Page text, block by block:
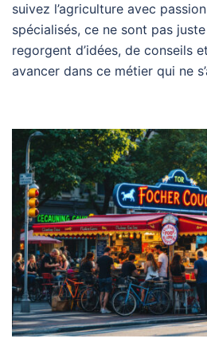
suivez l’agriculture avec
spécialisés, ce ne sont pas
regorgent d’idées, de conseils
avancer dans ce métier qui ne